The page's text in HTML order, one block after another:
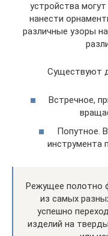
устройства
нанести
различные узоры
Существуют
Встречное,
Попутное.
инструмента
Режущее полотно
из самых
успешно
изделий на